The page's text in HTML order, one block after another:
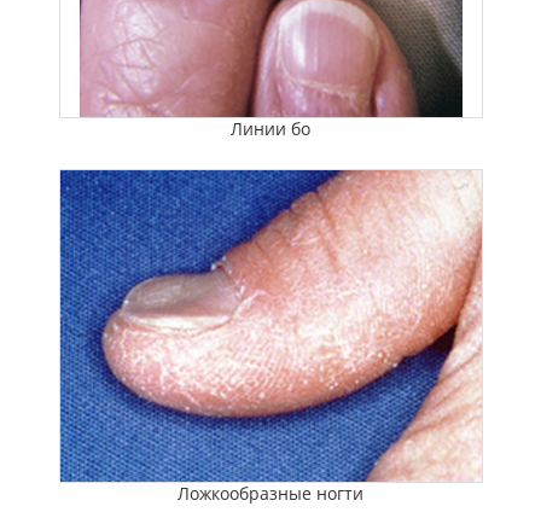
Линии бо
Ложкообразные ногти